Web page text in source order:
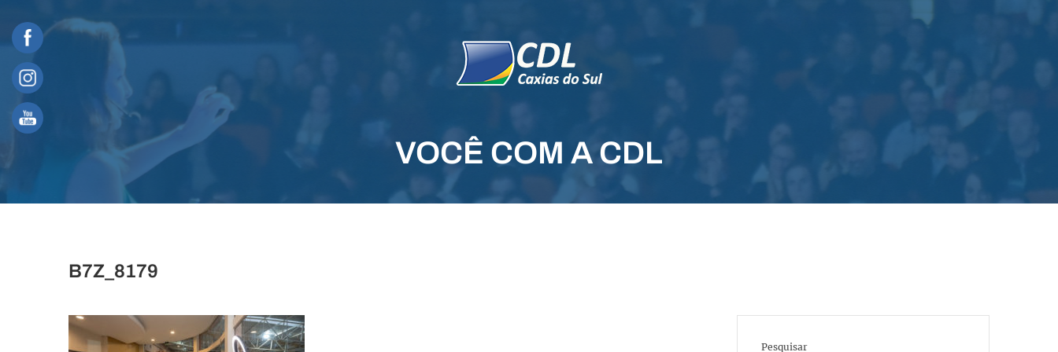
content
VOCÊ COM A CDL
B7Z_8179
Pesquisar